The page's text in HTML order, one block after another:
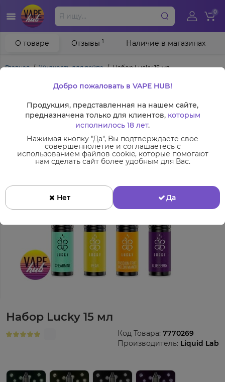
0
Главная Жидкость для вейпа Набор Lucky 15 мл
Набор Lucky 15 мл
Производитель: Liquid Lab
Код Товара: 7770269
О товаре Отзывы 1 Наличие в магазинах
Добро пожаловать в VAPE HUB!
Продукция, представленная на нашем сайте,
предназначена только для клиентов, которым
исполнилось 18 лет.
Нажимая кнопку "Да", Вы подтверждаете свое
совершеннолетие и соглашаетесь с
использованием файлов cookie, которые помогают
нам сделать сайт более удобным для Вас.
Нет Да